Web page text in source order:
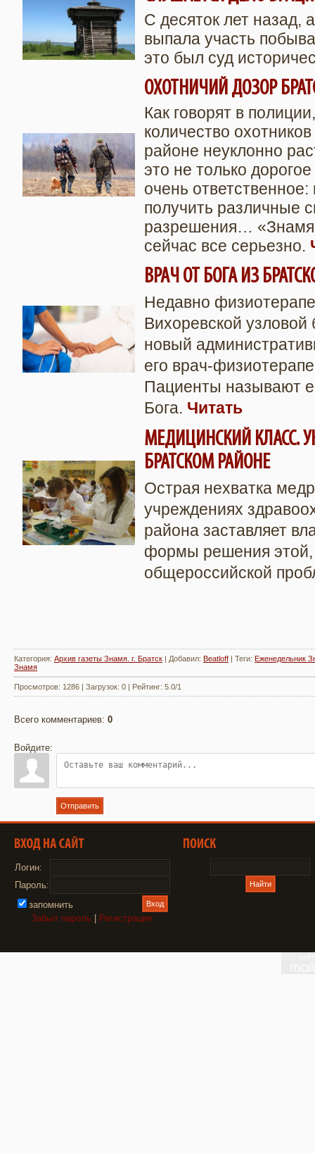
С десяток лет назад,
выпала участь
это был суд
ОХОТНИЧИЙ ДОЗОР
Как говорят в
количество
районе неуклонно
это не только
очень
получить различные
разрешения…
сейчас все серьезно.
ВРАЧ ОТ БОГА ИЗ
Недавно
Вихоревской
новый
его врач-
Пациенты называют
Бога. Читать
МЕДИЦИНСКИЙ КЛАСС.
БРАТСКОМ РАЙОНЕ
Острая нехватка
учреждениях
района заставляет
формы решения этой,
общероссийской
Категория: Архив газеты Знамя. г. Братск | Добавил: Beatloff | Теги: Еженедельник
Знамя
Просмотров: 1286 | Загрузок: 0 | Рейтинг: 5.0/1
Всего комментариев: 0
Войдите:
Отправить
Логин:
Пароль:
запомнить
Забыл пароль
Регистрация